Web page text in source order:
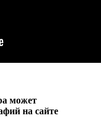
может
на сайте